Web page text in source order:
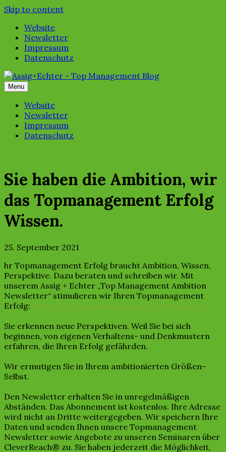
Skip to content
Website
Newsletter
Impressum
Datenschutz
Menu
Website
Newsletter
Impressum
Datenschutz
Sie haben die Ambition, wir
das Topmanagement Erfolg
Wissen.
25. September 2021
hr Topmanagement Erfolg braucht Ambition, Wissen,
Perspektive. Dazu beraten und schreiben wir. Mit
unserem Assig + Echter „Top Management Ambition
Newsletter“ stimulieren wir Ihren Topmanagement
Erfolg: http://www.assigundechter.de/#newsletter
Sie erkennen neue Perspektiven. Weil Sie bei sich
beginnen, von eigenen Verhaltens- und Denkmustern
erfahren, die Ihren Erfolg gefährden.
Wir ermutigen Sie in Ihrem ambitionierten Größen-
Selbst.
Den Newsletter erhalten Sie in unregelmäßigen
Abständen. Das Abonnement ist kostenlos. Ihre Adresse
wird nicht an Dritte weitergegeben. Wir speichern Ihre
Daten und senden Ihnen unsere Topmanagement
Newsletter sowie Angebote zu unseren Seminaren über
CleverReach® zu. Sie haben jederzeit die Möglichkeit,